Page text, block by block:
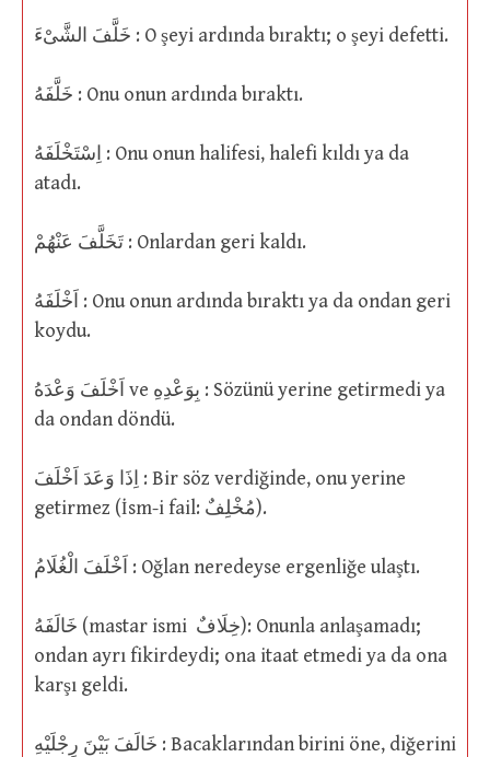
خَلَّفَ الشَّىْءَ : O şeyi ardında bıraktı; o şeyi defetti.
خَلَّفَهُ : Onu onun ardında bıraktı.
اِسْتَخْلَفَهُ : Onu onun halifesi, halefi kıldı ya da
atadı.
تَخَلَّفَ عَنْهُمْ : Onlardan geri kaldı.
اَخْلَفَهُ : Onu onun ardında bıraktı ya da ondan geri
koydu.
اَخْلَفَ وَعْدَهُ ve بِوَعْدِهِ : Sözünü yerine getirmedi ya
da ondan döndü.
اِذَا وَعَدَ اَخْلَفَ : Bir söz verdiğinde, onu yerine
getirmez (İsm-i fail: مُخْلِفٌ).
اَخْلَفَ الْغُلَامُ : Oğlan neredeyse ergenliğe ulaştı.
خَالَفَهُ (mastar ismi خِلَافٌ): Onunla anlaşamadı;
ondan ayrı fikirdeydi; ona itaat etmedi ya da ona
karşı geldi.
خَالَفَ بَيْنَ رِجْلَيْهِ : Bacaklarından birini öne, diğerini